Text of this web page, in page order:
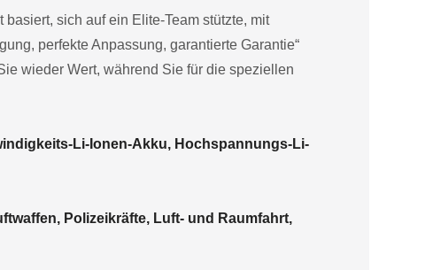
sich auf ein Elite-Team stützte, mit
perfekte Anpassung, garantierte Garantie“
wieder Wert, während Sie für die speziellen
Li-Ionen-Akku, Hochspannungs-Li-
Polizeikräfte, Luft- und Raumfahrt,